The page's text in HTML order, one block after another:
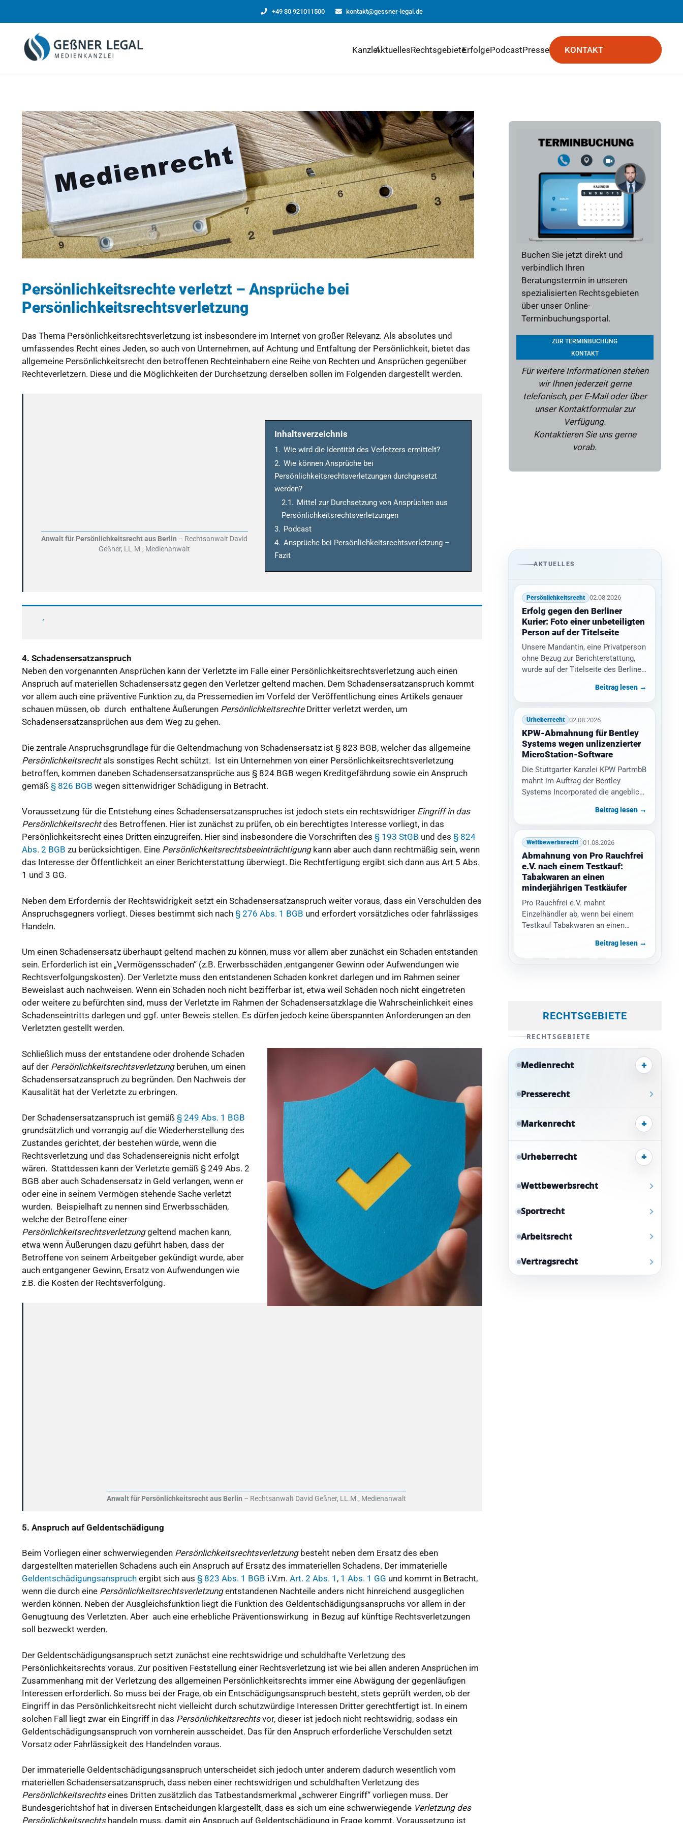
+49 30 921011500 kontakt@gessner-legal.de
KanzleiAktuellesRechtsgebieteErfolgePodcastPresse KONTAKT
Persönlichkeitsrechte verletzt – Ansprüche bei
Persönlichkeitsrechtsverletzung
Das Thema Persönlichkeitsrechtsverletzung ist insbesondere im Internet von großer Relevanz. Als absolutes und
umfassendes Recht eines Jeden, so auch von Unternehmen, auf Achtung und Entfaltung der Persönlichkeit, bietet das
allgemeine Persönlichkeitsrecht den betroffenen Rechteinhabern eine Reihe von Rechten und Ansprüchen gegenüber
Rechteverletzern. Diese und die Möglichkeiten der Durchsetzung derselben sollen im Folgenden dargestellt werden.
Anwalt für Persönlichkeitsrecht aus Berlin – Rechtsanwalt David
Geßner, LL.M., Medienanwalt
Inhaltsverzeichnis
1. Wie wird die Identität des Verletzers ermittelt?
2. Wie können Ansprüche bei
Persönlichkeitsrechtsverletzungen durchgesetzt
werden?
2.1. Mittel zur Durchsetzung von Ansprüchen aus
Persönlichkeitsrechtsverletzungen
3. Podcast
4. Ansprüche bei Persönlichkeitsrechtsverletzung –
Fazit
‘
4. Schadensersatzanspruch
Neben den vorgenannten Ansprüchen kann der Verletzte im Falle einer Persönlichkeitsrechtsverletzung auch einen
Anspruch auf materiellen Schadensersatz gegen den Verletzer geltend machen. Dem Schadensersatzanspruch kommt
vor allem auch eine präventive Funktion zu, da Pressemedien im Vorfeld der Veröffentlichung eines Artikels genauer
schauen müssen, ob durch enthaltene Äußerungen PersönlichkeitsrechteDritter verletzt werden, um
Schadensersatzansprüchen aus dem Weg zu gehen.
Die zentrale Anspruchsgrundlage für die Geltendmachung von Schadensersatz ist § 823 BGB, welcher das allgemeine
Persönlichkeitsrechtals sonstiges Recht schützt. Ist ein Unternehmen von einer Persönlichkeitsrechtsverletzung
betroffen, kommen daneben Schadensersatzansprüche aus § 824 BGB wegen Kreditgefährdung sowie ein Anspruch
gemäß § 826 BGB wegen sittenwidriger Schädigung in Betracht.
Voraussetzung für die Entstehung eines Schadensersatzanspruches ist jedoch stets ein rechtswidriger Eingriff in das
Persönlichkeitsrechtdes Betroffenen. Hier ist zunächst zu prüfen, ob ein berechtigtes Interesse vorliegt, in das
Persönlichkeitsrecht eines Dritten einzugreifen. Hier sind insbesondere die Vorschriften des § 193 StGB und des § 824
Abs. 2 BGB zu berücksichtigen. Eine Persönlichkeitsrechtsbeeinträchtigungkann aber auch dann rechtmäßig sein, wenn
das Interesse der Öffentlichkeit an einer Berichterstattung überwiegt. Die Rechtfertigung ergibt sich dann aus Art 5 Abs.
1 und 3 GG.
Neben dem Erfordernis der Rechtswidrigkeit setzt ein Schadensersatzanspruch weiter voraus, dass ein Verschulden des
Anspruchsgegners vorliegt. Dieses bestimmt sich nach § 276 Abs. 1 BGB und erfordert vorsätzliches oder fahrlässiges
Handeln.
Um einen Schadensersatz überhaupt geltend machen zu können, muss vor allem aber zunächst ein Schaden entstanden
sein. Erforderlich ist ein „Vermögensschaden“ (z.B. Erwerbsschäden ,entgangener Gewinn oder Aufwendungen wie
Rechtsverfolgungskosten). Der Verletzte muss den entstandenen Schaden konkret darlegen und im Rahmen seiner
Beweislast auch nachweisen. Wenn ein Schaden noch nicht bezifferbar ist, etwa weil Schäden noch nicht eingetreten
oder weitere zu befürchten sind, muss der Verletzte im Rahmen der Schadensersatzklage die Wahrscheinlichkeit eines
Schadenseintritts darlegen und ggf. unter Beweis stellen. Es dürfen jedoch keine überspannten Anforderungen an den
Verletzten gestellt werden.
Schließlich muss der entstandene oder drohende Schaden
auf der Persönlichkeitsrechtsverletzungberuhen, um einen
Schadensersatzanspruch zu begründen. Den Nachweis der
Kausalität hat der Verletzte zu erbringen.
Der Schadensersatzanspruch ist gemäß§ 249 Abs. 1 BGB
grundsätzlich und vorrangig auf die Wiederherstellung des
Zustandes gerichtet, der bestehen würde, wenn die
Rechtsverletzung und das Schadensereignis nicht erfolgt
wären. Stattdessen kann der Verletzte gemäß § 249 Abs. 2
BGB aber auch Schadensersatz in Geld verlangen, wenn er
oder eine in seinem Vermögen stehende Sache verletzt
wurden. Beispielhaft zu nennen sind Erwerbsschäden,
welche der Betroffene einer
Persönlichkeitsrechtsverletzunggeltend machen kann,
etwa wenn Äußerungen dazu geführt haben, dass der
Betroffene von seinem Arbeitgeber gekündigt wurde, aber
auch entgangener Gewinn, Ersatz von Aufwendungen wie
z.B. die Kosten der Rechtsverfolgung.
Anwalt für Persönlichkeitsrecht aus Berlin – Rechtsanwalt David Geßner, LL.M., Medienanwalt
5. Anspruch auf Geldentschädigung
Beim Vorliegen einer schwerwiegenden Persönlichkeitsrechtsverletzungbesteht neben dem Ersatz des eben
dargestellten materiellen Schadens auch ein Anspruch auf Ersatz des immateriellen Schadens. Der immaterielle
Geldentschädigungsanspruchergibt sich aus § 823 Abs. 1 BGB i.V.m. Art. 2 Abs. 1 , 1 Abs. 1 GG und kommt in Betracht,
wenn die durch eine Persönlichkeitsrechtsverletzungentstandenen Nachteile anders nicht hinreichend ausgeglichen
werden können. Neben der Ausgleichsfunktion liegt die Funktion des Geldentschädigungsanspruchs vor allem in der
Genugtuung des Verletzten. Aber auch eine erhebliche Präventionswirkung in Bezug auf künftige Rechtsverletzungen
soll bezweckt werden.
Der Geldentschädigungsanspruch setzt zunächst eine rechtswidrige und schuldhafte Verletzung des
Persönlichkeitsrechts voraus. Zur positiven Feststellung einer Rechtsverletzung ist wie bei allen anderen Ansprüchen im
Zusammenhang mit der Verletzung des allgemeinen Persönlichkeitsrechts immer eine Abwägung der gegenläufigen
Interessen erforderlich. So muss bei der Frage, ob ein Entschädigungsanspruch besteht, stets geprüft werden, ob der
Eingriff in das Persönlichkeitsrecht nicht vielleicht durch schutzwürdige Interessen Dritter gerechtfertigt ist. In einem
solchen Fall liegt zwar ein Eingriff in das Persönlichkeitsrechtsvor, dieser ist jedoch nicht rechtswidrig, sodass ein
Geldentschädigungsanspruch von vornherein ausscheidet. Das für den Anspruch erforderliche Verschulden setzt
Vorsatz oder Fahrlässigkeit des Handelnden voraus.
Der immaterielle Geldentschädigungsanspruch unterscheidet sich jedoch unter anderem dadurch wesentlich vom
materiellen Schadensersatzanspruch, dass neben einer rechtswidrigen und schuldhaften Verletzung des
Persönlichkeitsrechtseines Dritten zusätzlich das Tatbestandsmerkmal „schwerer Eingriff“ vorliegen muss. Der
Bundesgerichtshof hat in diversen Entscheidungen klargestellt, dass es sich um eine schwerwiegende Verletzung des
Persönlichkeitsrechtshandeln muss, damit ein Anspruch auf Geldentschädigung in Frage kommt. Voraussetzung ist
Buchen Sie jetzt direkt und
verbindlich Ihren
Beratungstermin in unseren
spezialisierten Rechtsgebieten
über unser Online-
Terminbuchungsportal.
ZUR TERMINBUCHUNG
KONTAKT
Für weitere Informationen stehen
wir Ihnen jederzeit gerne
telefonisch, per E-Mail oder über
unser Kontaktformular zur
Verfügung.
Kontaktieren Sie uns gerne
vorab.
AKTUELLES
Persönlichkeitsrecht 02.08.2026
Erfolg gegen den Berliner
Kurier: Foto einer unbeteiligten
Person auf der Titelseite
Unsere Mandantin, eine Privatperson
ohne Bezug zur Berichterstattung,
wurde auf der Titelseite des Berliner
Beitrag lesen →
Urheberrecht 02.08.2026
KPW-Abmahnung für Bentley
Systems wegen unlizenzierter
MicroStation-Software
Die Stuttgarter Kanzlei KPW PartmbB
mahnt im Auftrag der Bentley
Systems Incorporated die angeblich
Software MicroStation ab.…
Beitrag lesen →
Wettbewerbsrecht 01.08.2026
Abmahnung von Pro Rauchfrei
e.V. nach einem Testkauf:
Tabakwaren an einen
minderjährigen Testkäufer
Pro Rauchfrei e.V. mahnt
Einzelhändler ab, wenn bei einem
Testkauf Tabakwaren an einen
wurden. Gefordert werden eine…
Beitrag lesen →
RECHTSGEBIETE
RECHTSGEBIETE
Medienrecht +
Presserecht
Markenrecht +
Urheberrecht +
Wettbewerbsrecht
Sportrecht
Arbeitsrecht
Vertragsrecht